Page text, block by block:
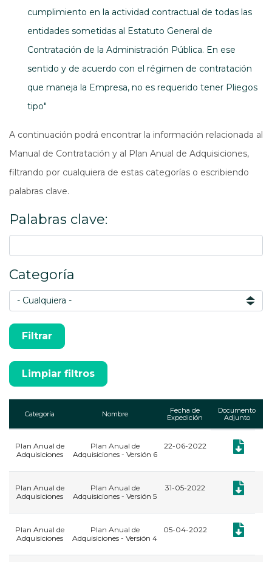
cumplimiento en la actividad contractual de todas las
entidades sometidas al Estatuto General de
Contratación de la Administración Pública. En ese
sentido y de acuerdo con el régimen de contratación
que maneja la Empresa, no es requerido tener Pliegos
tipo"
A continuación podrá encontrar la información relacionada al
Manual de Contratación y al Plan Anual de Adquisiciones,
filtrando por cualquiera de estas categorías o escribiendo
palabras clave.
Palabras clave:
Categoría
Categoría Nombre
Fecha de
Expedición
Documento
Adjunto
Plan Anual de
Adquisiciones
Plan Anual de
Adquisiciones - Versión 6
22-06-2022
Plan Anual de
Adquisiciones
Plan Anual de
Adquisiciones - Versión 5
31-05-2022
Plan Anual de
Adquisiciones
Plan Anual de
Adquisiciones - Versión 4
05-04-2022